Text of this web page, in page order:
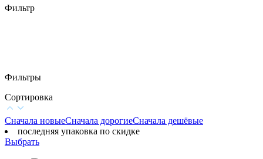
Фильтр
Фильтры
Сортировка
Сначала новыеСначала дорогиеСначала дешёвые
последняя упаковка по скидке
Выбрать